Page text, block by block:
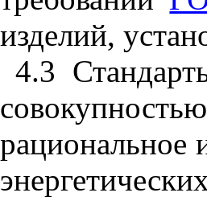
изделий,
4.3
рациональное